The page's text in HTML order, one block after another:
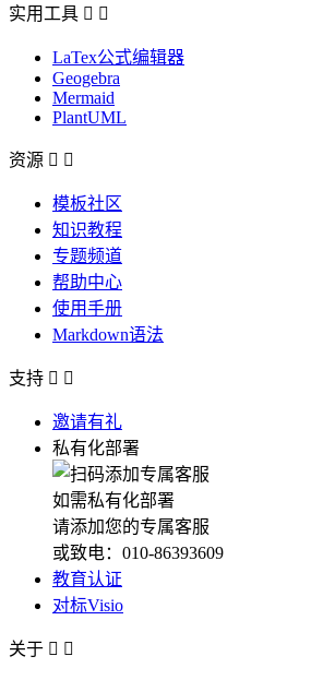
实用工具  
LaTex公式编辑器
Geogebra
Mermaid
PlantUML
资源  
模板社区
知识教程
专题频道
帮助中心
使用手册
Markdown语法
支持  
邀请有礼
私有化部署
如需私有化部署
请添加您的专属客服
或致电：010-86393609
教育认证
对标Visio
关于  